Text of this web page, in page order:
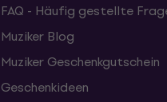
FAQ - Häufig gestellte
Muziker Blog
Muziker Geschenkgutschein
Geschenkideen